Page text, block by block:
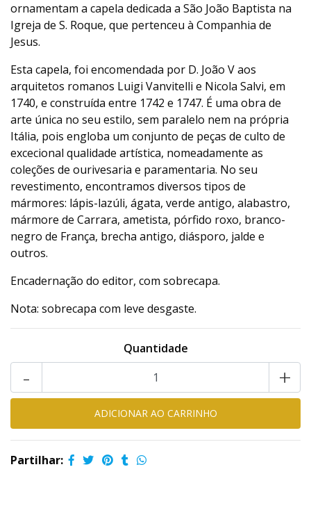
ornamentam a capela dedicada a São João Baptista na
Igreja de S. Roque, que pertenceu à Companhia de
Jesus.
Esta capela, foi encomendada por D. João V aos
arquitetos romanos Luigi Vanvitelli e Nicola Salvi, em
1740, e construída entre 1742 e 1747. É uma obra de
arte única no seu estilo, sem paralelo nem na própria
Itália, pois engloba um conjunto de peças de culto de
excecional qualidade artística, nomeadamente as
coleções de ourivesaria e paramentaria. No seu
revestimento, encontramos diversos tipos de
mármores: lápis-lazúli, ágata, verde antigo, alabastro,
mármore de Carrara, ametista, pórfido roxo, branco-
negro de França, brecha antigo, diásporo, jalde e
outros.
Encadernação do editor, com sobrecapa.
Nota: sobrecapa com leve desgaste.
Quantidade
+
-
Partilhar: